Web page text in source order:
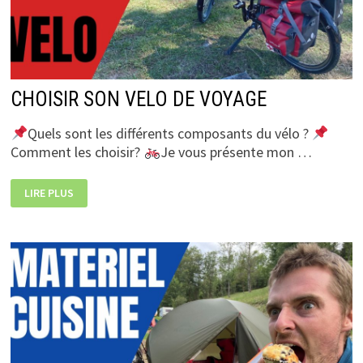
CHOISIR SON VELO DE VOYAGE
Quels sont les différents composants du vélo ?
Comment les choisir?
Je vous présente mon …
CHOISIR
SON
VELO
LIRE PLUS